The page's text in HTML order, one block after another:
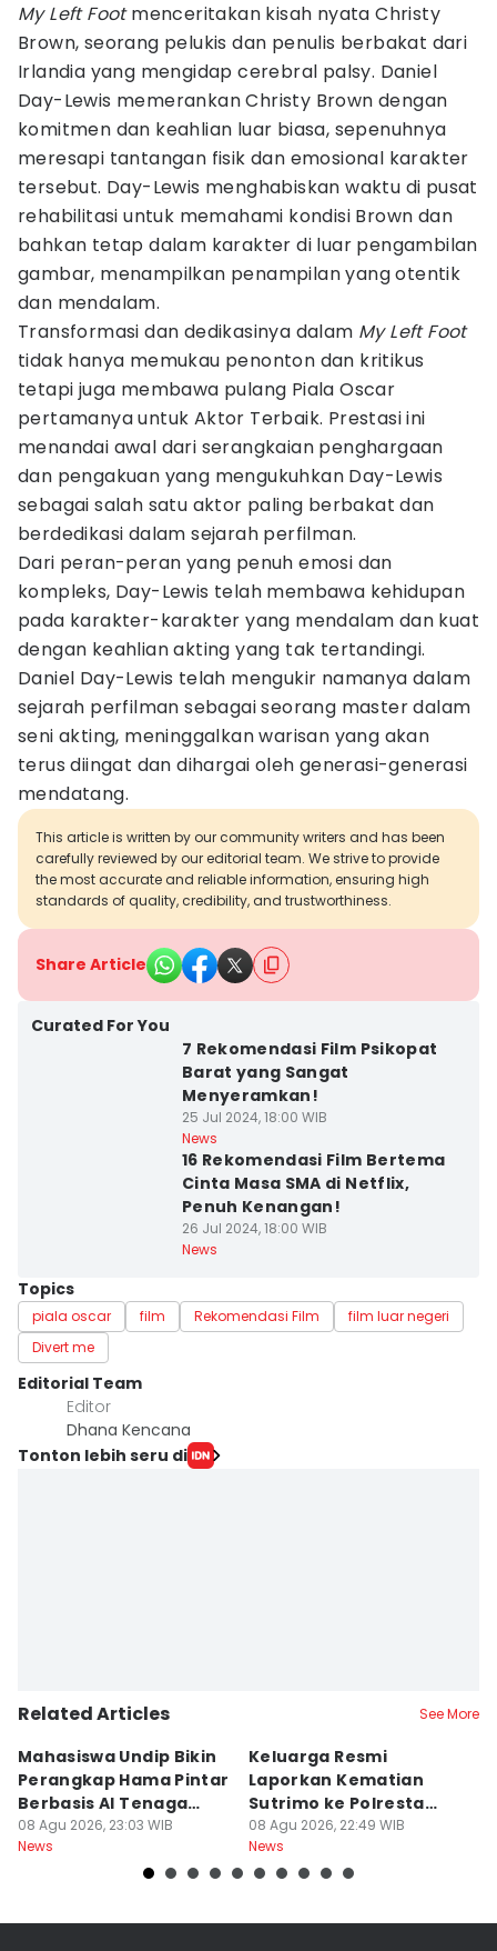
My Left Footmenceritakan kisah nyata Christy
Brown, seorang pelukis dan penulis berbakat dari
Irlandia yang mengidap cerebral palsy. Daniel
Day-Lewis memerankan Christy Brown dengan
komitmen dan keahlian luar biasa, sepenuhnya
meresapi tantangan fisik dan emosional karakter
tersebut. Day-Lewis menghabiskan waktu di pusat
rehabilitasi untuk memahami kondisi Brown dan
bahkan tetap dalam karakter di luar pengambilan
gambar, menampilkan penampilan yang otentik
dan mendalam.
Transformasi dan dedikasinya dalam My Left Foot
tidak hanya memukau penonton dan kritikus
tetapi juga membawa pulang Piala Oscar
pertamanya untuk Aktor Terbaik. Prestasi ini
menandai awal dari serangkaian penghargaan
dan pengakuan yang mengukuhkan Day-Lewis
sebagai salah satu aktor paling berbakat dan
berdedikasi dalam sejarah perfilman.
Dari peran-peran yang penuh emosi dan
kompleks, Day-Lewis telah membawa kehidupan
pada karakter-karakter yang mendalam dan kuat
dengan keahlian akting yang tak tertandingi.
Daniel Day-Lewis telah mengukir namanya dalam
sejarah perfilman sebagai seorang master dalam
seni akting, meninggalkan warisan yang akan
terus diingat dan dihargai oleh generasi-generasi
mendatang.
This article is written by our community writers and has been
carefully reviewed by our editorial team. We strive to provide
the most accurate and reliable information, ensuring high
standards of quality, credibility, and trustworthiness.
Share Article
Curated For You
7 Rekomendasi Film Psikopat
Barat yang Sangat
Menyeramkan!
25 Jul 2024, 18:00 WIB
News
16 Rekomendasi Film Bertema
Cinta Masa SMA di Netflix,
Penuh Kenangan!
26 Jul 2024, 18:00 WIB
News
Topics
piala oscar film Rekomendasi Film
film luar negeri
Divert me
Editorial Team
Editor
Dhana Kencana
Tonton lebih seru di
Related Articles See More
Mahasiswa Undip Bikin
Perangkap Hama Pintar
Berbasis AI Tenaga
Surya
08 Agu 2026, 23:03 WIB
News
Keluarga Resmi
Laporkan Kematian
Sutrimo ke Polresta
Banyumas
08 Agu 2026, 22:49 WIB
News